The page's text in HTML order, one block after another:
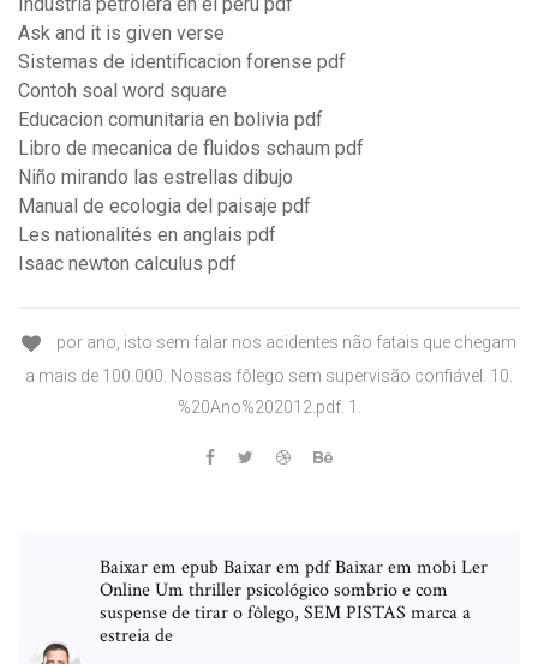
Industria petrolera en el peru pdf
Ask and it is given verse
Sistemas de identificacion forense pdf
Contoh soal word square
Educacion comunitaria en bolivia pdf
Libro de mecanica de fluidos schaum pdf
Niño mirando las estrellas dibujo
Manual de ecologia del paisaje pdf
Les nationalités en anglais pdf
Isaac newton calculus pdf
por ano, isto sem falar nos acidentes não fatais que chegam
a mais de 100.000. Nossas fôlego sem supervisão confiável. 10.
%20Ano%202012.pdf. 1.
Baixar em epub Baixar em pdf Baixar em mobi Ler
Online Um thriller psicológico sombrio e com
suspense de tirar o fôlego, SEM PISTAS marca a
estreia de